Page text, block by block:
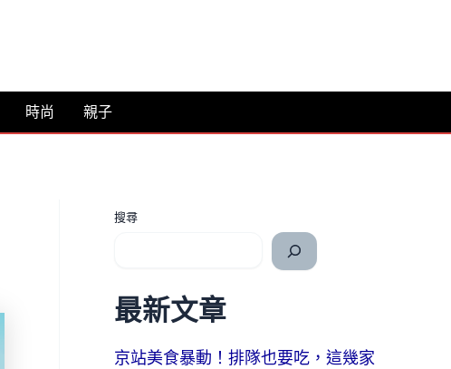
時尚 親子
搜尋
最新文章
京站美食暴動！排隊也要吃，這幾家